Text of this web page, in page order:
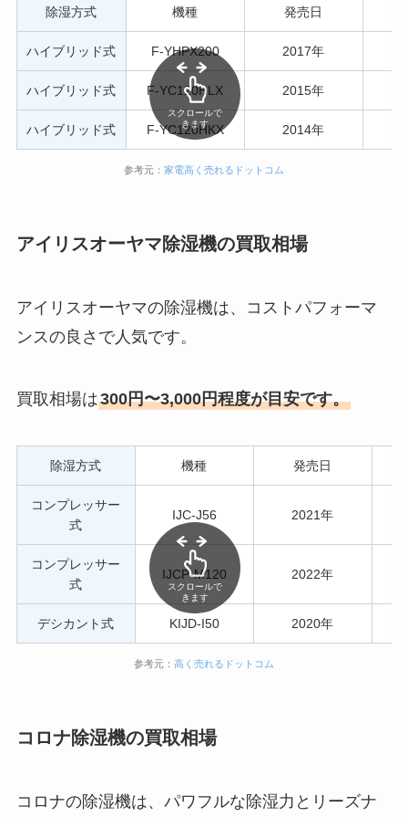
除湿方式 機種 発売日
ハイブリッド式 F-YHPX200 2017年
ハイブリッド式 F-YC120HLX 2015年
ハイブリッド式 F-YC120HKX 2014年
スクロールで
きます
参考元： 家電高く売れるドットコム
アイリスオーヤマ除湿機の買取相場
アイリスオーヤマの除湿機は、コストパフォーマ
ンスの良さで人気です。
買取相場は300円〜3,000円程度が目安です。
除湿方式 機種 発売日
コンプレッサー
式
IJC-J56 2021年
コンプレッサー
式
IJCP-M120 2022年
デシカント式 KIJD-I50 2020年
スクロールで
きます
参考元： 高く売れるドットコム
コロナ除湿機の買取相場
コロナの除湿機は、パワフルな除湿力とリーズナ